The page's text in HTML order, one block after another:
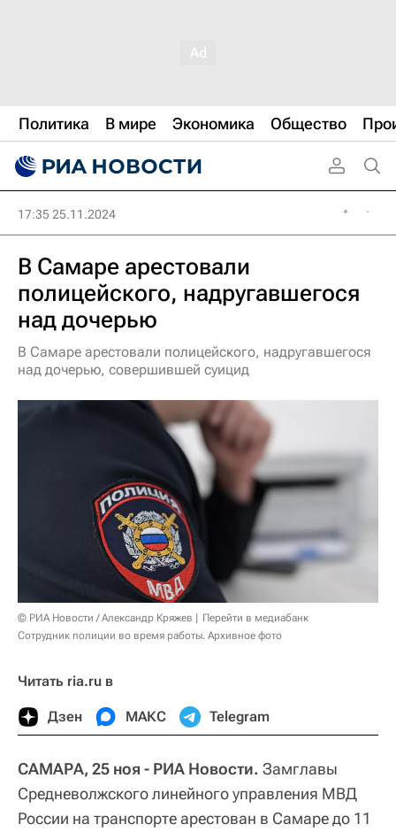
Политика В мире Экономика Общество
17:35 25.11.2024
В Самаре арестовали
полицейского, надругавшегося
над дочерью
В Самаре арестовали полицейского, надругавшегося
над дочерью, совершившей суицид
© РИА Новости / Александр Кряжев
Перейти в медиабанк
Сотрудник полиции во время работы. Архивное фото
Читать ria.ru в
Дзен МАКС Telegram
САМАРА, 25 ноя - РИА Новости. Замглавы
Средневолжского линейного управления МВД
России на транспорте арестован в Самаре до 11